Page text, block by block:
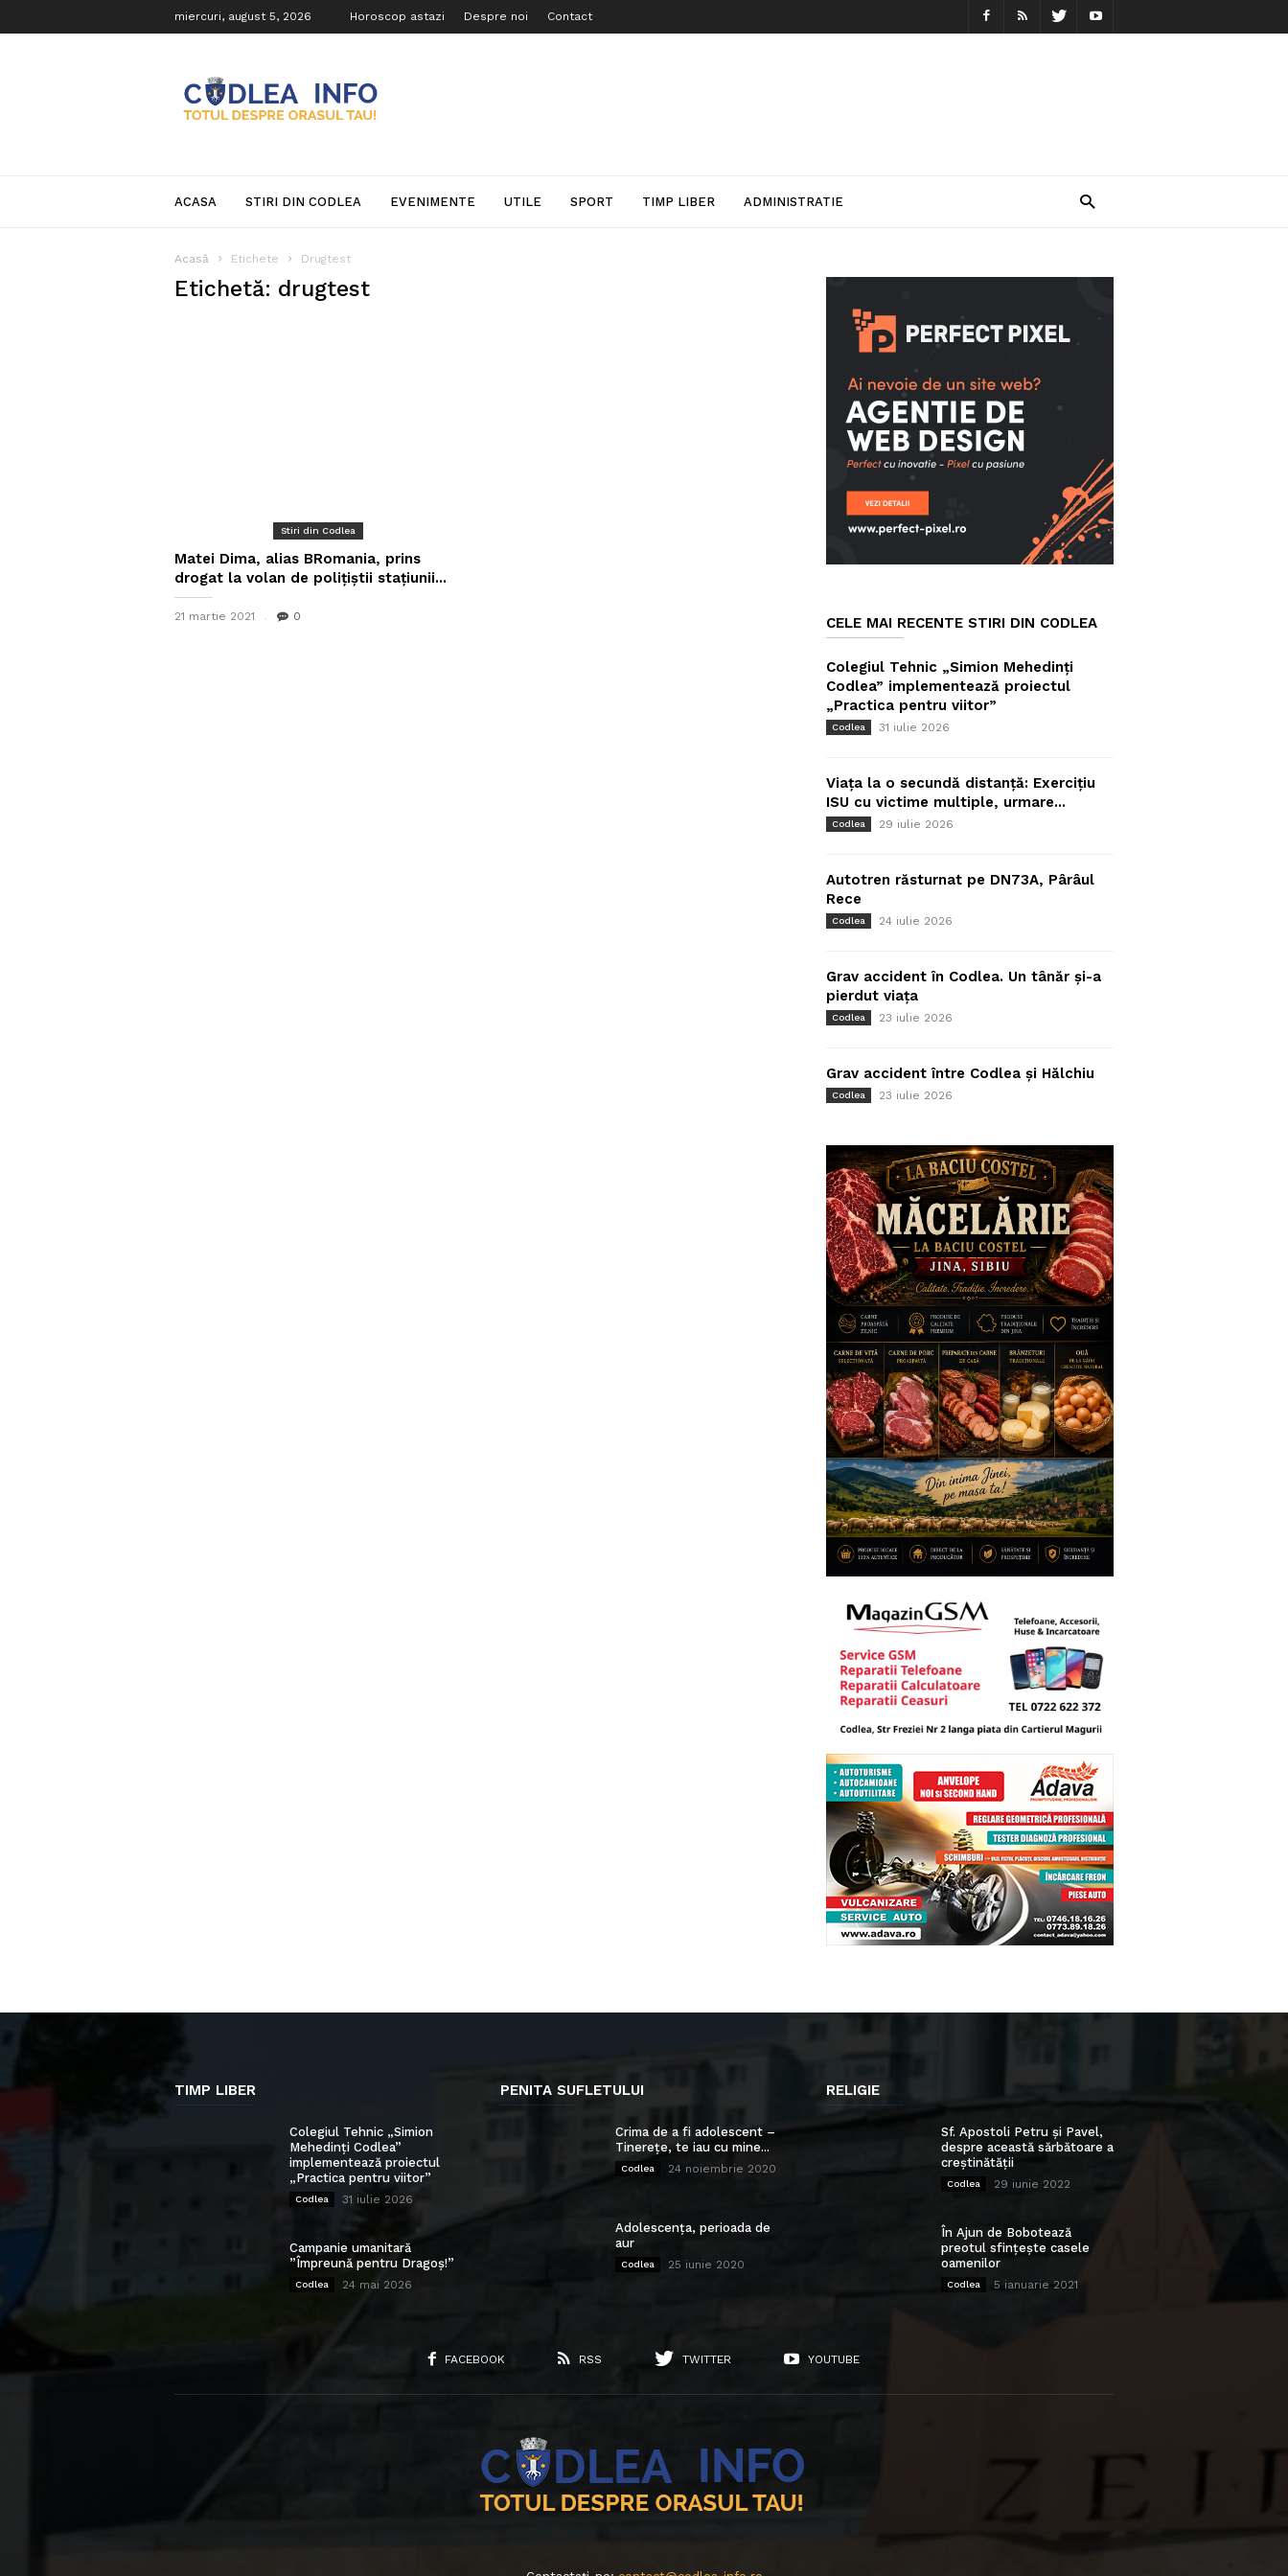
miercuri, august 5, 2026 Horoscop astazi Despre noi Contact
Info
ACASA STIRI DIN CODLEA EVENIMENTE UTILE SPORT TIMP LIBER ADMINISTRATIE
Acasă Etichete Drugtest
Etichetă: drugtest
Stiri din Codlea
Matei Dima, alias BRomania, prins
drogat la volan de polițiștii stațiunii...
21 martie 2021 0 CELE MAI RECENTE STIRI DIN CODLEA
Colegiul Tehnic „Simion Mehedinți
Codlea” implementează proiectul
„Practica pentru viitor”
Codlea 31 iulie 2026
Viața la o secundă distanță: Exercițiu
ISU cu victime multiple, urmare...
Codlea 29 iulie 2026
Autotren răsturnat pe DN73A, Pârâul
Rece
Codlea 24 iulie 2026
Grav accident în Codlea. Un tânăr și-a
pierdut viața
Codlea 23 iulie 2026
Grav accident între Codlea și Hălchiu
Codlea 23 iulie 2026
TIMP LIBER
Colegiul Tehnic „Simion
Mehedinți Codlea”
implementează proiectul
„Practica pentru viitor”
Codlea 31 iulie 2026
Campanie umanitară
”Împreună pentru Dragoș!”
Codlea 24 mai 2026
PENITA SUFLETULUI
Crima de a fi adolescent –
Tinerețe, te iau cu mine...
Codlea 24 noiembrie 2020
Adolescența, perioada de
aur
Codlea 25 iunie 2020
RELIGIE
Sf. Apostoli Petru și Pavel,
despre această sărbătoare a
creștinătății
Codlea 29 iunie 2022
În Ajun de Bobotează
preotul sfințește casele
oamenilor
Codlea 5 ianuarie 2021
FACEBOOK RSS TWITTER YOUTUBE